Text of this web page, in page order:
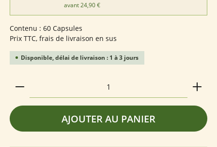
avant 24,90 €
Contenu : 60 Capsules
Prix TTC, frais de livraison en sus
Disponible, délai de livraison : 1 à 3 jours
Quantité de produit : Entrez la quantité
AJOUTER AU PANIER